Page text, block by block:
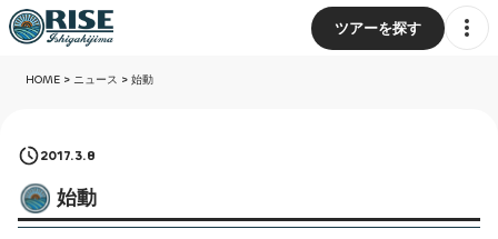
ツアーを探す
HOME> ニュース > 始動
2017.3.8
始動